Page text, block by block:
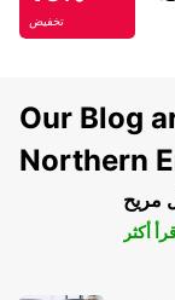
تخفيض
Our Blog
Northern
مريح
أكثر